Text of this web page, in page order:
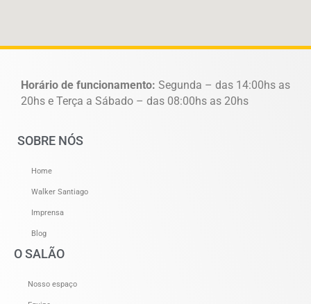
Horário de funcionamento: Segunda – das 14:00hs as
20hs e Terça a Sábado – das 08:00hs as 20hs
SOBRE NÓS
Home
Walker Santiago
Imprensa
Blog
O SALÃO
Nosso espaço